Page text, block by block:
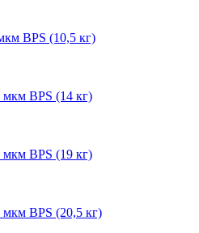
BPS (10,5 кг)
мкм BPS (14 кг)
мкм BPS (19 кг)
мкм BPS (20,5 кг)